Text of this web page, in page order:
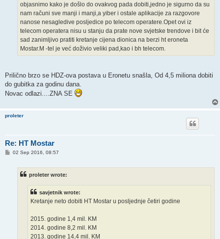
objasnimo kako je došlo do ovakvog pada dobiti,jedno je sigurno da su
nam računi sve manji i manji,a yiber i ostale aplikacije za razgovore
nanose nesagledive posljedice po telecom operatere.Opet ovi iz
telecom operatera nisu u stanju da prate nove svjetske trendove i bit će
sad zanimljivo pratiti kretanje cijena dionica na berzi ht eroneta
Mostar.M -tel je već doživio veliki pad,kao i bh telecom.
Prilično brzo se HDZ-ova postava u Eronetu snašla, Od 4,5 miliona dobiti
do gubitka za godinu dana.
Novac odlazi....ZNA SE
proleter
Re: HT Mostar
P02 Sep 2016, 08:57
proleter wrote:
savjetnik wrote:
Kretanje neto dobiti HT Mostar u posljednje četiri godine
2015. godine 1,4 mil. KM
2014. godine 8,2 mil. KM
2013. godine 14,4 mil. KM